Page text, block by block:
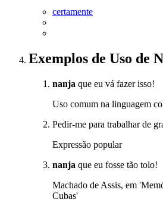
certamente
Exemplos de Uso de
nanja que eu vá fazer isso!
Uso comum na linguagem
Pedir-me para trabalhar de
Expressão popular
nanja que eu fosse tão tolo!
Machado de Assis, em
Cubas'